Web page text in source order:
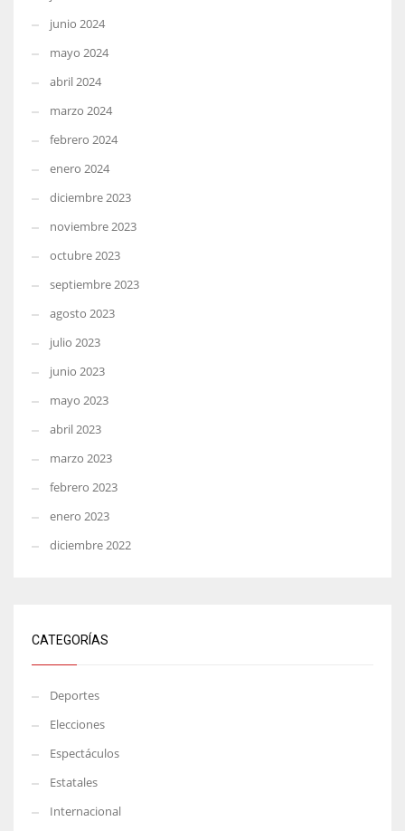
junio 2024
mayo 2024
abril 2024
marzo 2024
febrero 2024
enero 2024
diciembre 2023
noviembre 2023
octubre 2023
septiembre 2023
agosto 2023
julio 2023
junio 2023
mayo 2023
abril 2023
marzo 2023
febrero 2023
enero 2023
diciembre 2022
CATEGORÍAS
Deportes
Elecciones
Espectáculos
Estatales
Internacional